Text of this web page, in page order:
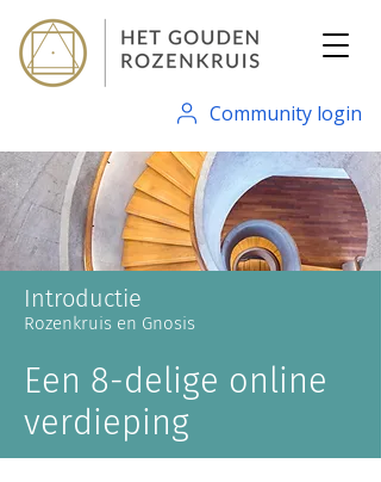
Community login
Introductie
Rozenkruis en Gnosis
Een 8-delige online
verdieping